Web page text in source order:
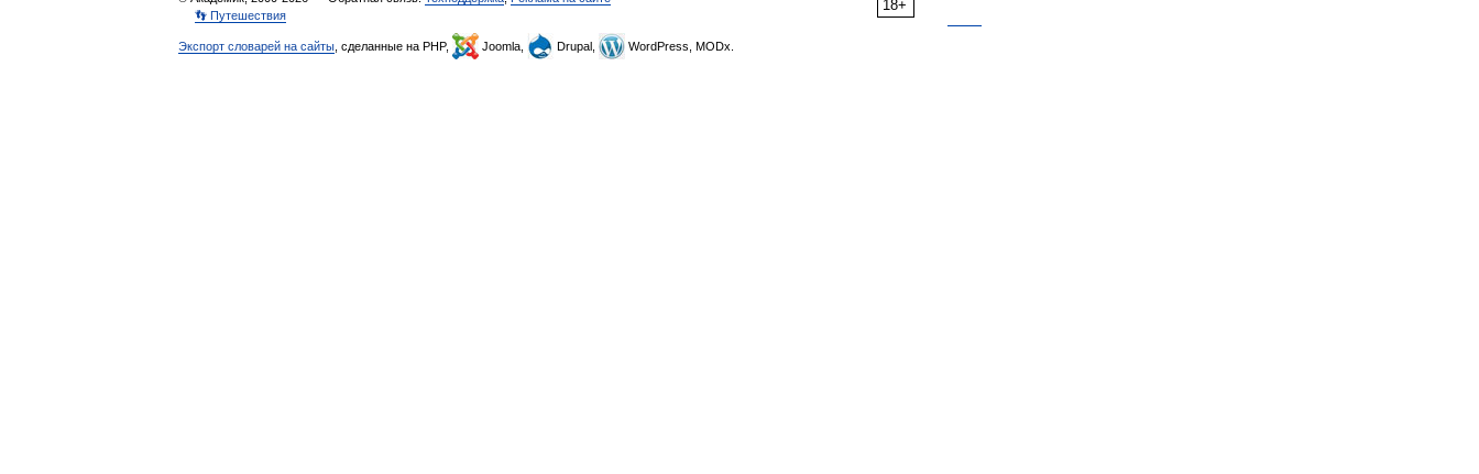
18+
👣 Путешествия
Экспорт словарей на сайты , сделанные на PHP, Joomla, Drupal, WordPress, MODx.